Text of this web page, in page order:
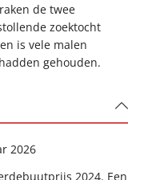
de twee
zoektocht
is vele malen
gehouden.
2026
2024. Een